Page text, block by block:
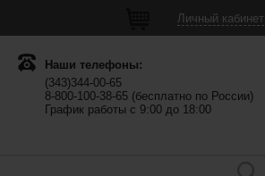
Личный кабинет
Наши телефоны:
(343)344-00-65
8-800-100-38-65 (бесплатно по России)
График работы с 9:00 до 18:00